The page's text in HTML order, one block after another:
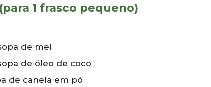
1 frasco pequeno)
de mel
de óleo de coco
de canela em pó